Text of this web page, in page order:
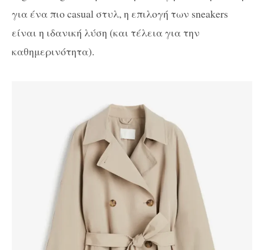
για ένα πιο casual στυλ, η επιλογή των sneakers
είναι η ιδανική λύση (και τέλεια για την
καθημερινότητα).